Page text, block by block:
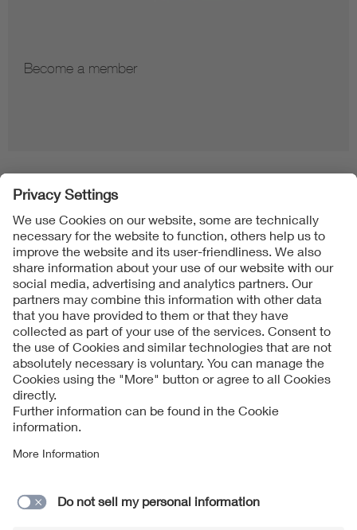
Become a member
Folgen Sie uns
Contact
Imprint
Data Protection Notice
Cookies Notice
Supplier Portal